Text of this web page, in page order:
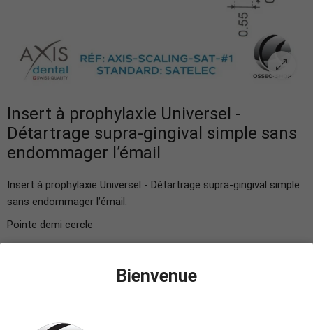
Insert à prophylaxie Universel -
Détartrage supra-gingival simple sans
endommager l’émail
Insert à prophylaxie Universel - Détartrage supra-gingival simple
sans endommager l’émail.
Pointe demi cercle
Inserts à Ultrasons Axis Dental.
Instructions D'utilisation
Bienvenue